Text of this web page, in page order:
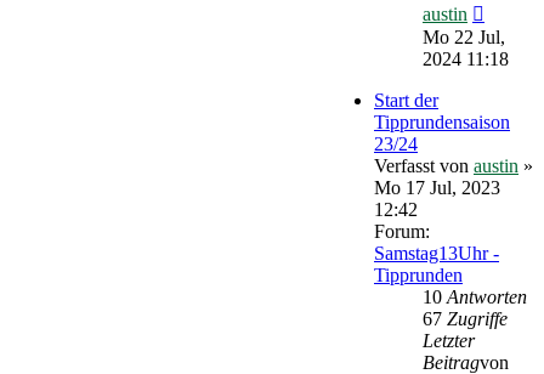
austin
Beitrag
Mo 22 Jul,
2024 11:18
Start der
Tipprundensaison
23/24
Verfasst von austin »
Mo 17 Jul, 2023
12:42
Forum:
Samstag13Uhr -
Tipprunden
10 Antworten
67 Zugriffe
Letzter
Beitragvon